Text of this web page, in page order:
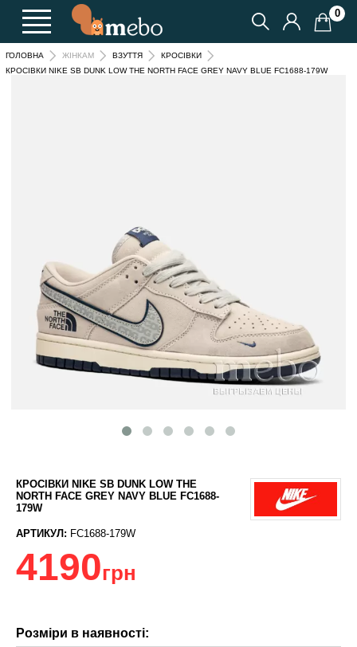
0
ГОЛОВНА ЖІНКАМ ВЗУТТЯ
КРОСІВКИ
КРОСІВКИ NIKE SB DUNK LOW THE NORTH FACE GREY NAVY BLUE FC1688-179W
КРОСІВКИ NIKE SB DUNK LOW THE
NORTH FACE GREY NAVY BLUE FC1688-
179W
АРТИКУЛ: FC1688-179W
4190грн
Розміри в наявності: